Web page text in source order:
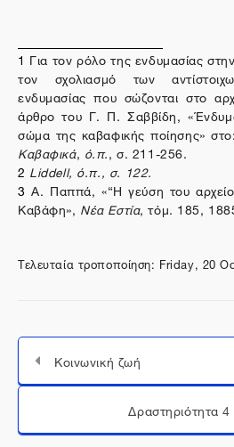
1 Για τον ρόλο της ενδυμασίας
τον σχολιασμό των
ενδυμασίας που σώζονται στο
άρθρο του Γ. Π. Σαββίδη,
σώμα της καβαφικής ποίησης»
Καβαφικά, ό.π., σ. 211-256.
2 Liddell, ό.π., σ. 122.
3 Α. Παππά, «“Η γεύση του
Καβάφη», Νέα Εστία, τόμ. 185,
Τελευταία τροποποίηση: Friday, 20
Κοινωνική ζωή
Μεταπήδηση σε...
Δραστηριότητα 4